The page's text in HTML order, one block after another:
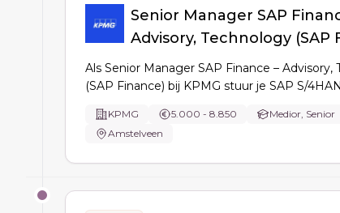
Senior Manager SAP
Advisory, Technology (SAP
Als Senior Manager SAP Finance – Advisory,
(SAP Finance) bij KPMG stuur je SAP S/
bouw je C-level stakeholderrelaties en
SAP/AI/Cloud proposities.
KPMG 5.000 - 8.850
Medior, Senior
Amstelveen